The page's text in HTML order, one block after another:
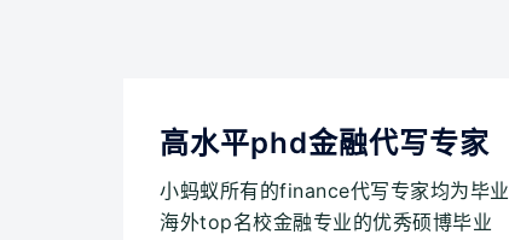
高水平phd金融代写专家
小蚂蚁所有的finance代写专家均为毕业
海外top名校金融专业的优秀硕博毕业